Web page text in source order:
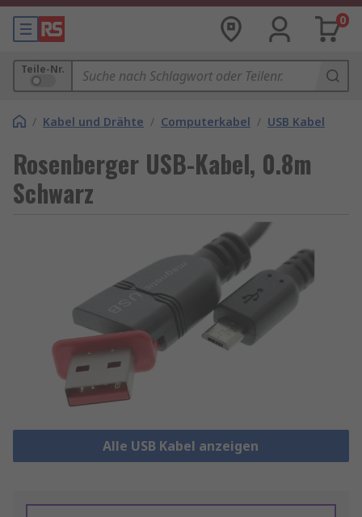
0
Teile-Nr.
/ Kabel und Drähte / Computerkabel / USB Kabel
Rosenberger USB-Kabel, 0.8m
Schwarz
Alle USB Kabel anzeigen